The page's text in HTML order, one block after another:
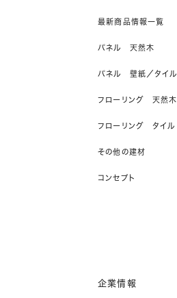
最新商品情報一覧
パネル 天然木
パネル 壁紙／タイル
フローリング 天然木
フローリング タイル
その他の建材
コンセプト
企業情報